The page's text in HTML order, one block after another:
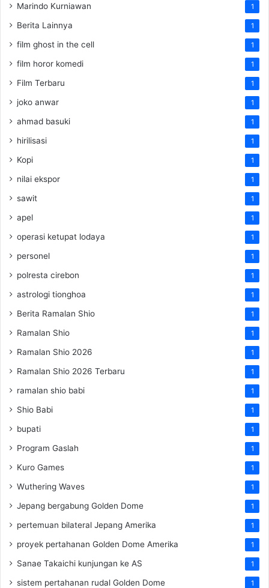
Marindo Kurniawan 1
Berita Lainnya 1
film ghost in the cell 1
film horor komedi 1
Film Terbaru 1
joko anwar 1
ahmad basuki 1
hirilisasi 1
Kopi 1
nilai ekspor 1
sawit 1
apel 1
operasi ketupat lodaya 1
personel 1
polresta cirebon 1
astrologi tionghoa 1
Berita Ramalan Shio 1
Ramalan Shio 1
Ramalan Shio 2026 1
Ramalan Shio 2026 Terbaru 1
ramalan shio babi 1
Shio Babi 1
bupati 1
Program Gaslah 1
Kuro Games 1
Wuthering Waves 1
Jepang bergabung Golden Dome 1
pertemuan bilateral Jepang Amerika 1
proyek pertahanan Golden Dome Amerika 1
Sanae Takaichi kunjungan ke AS 1
sistem pertahanan rudal Golden Dome 1